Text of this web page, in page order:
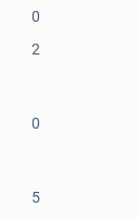
0
2
0
5